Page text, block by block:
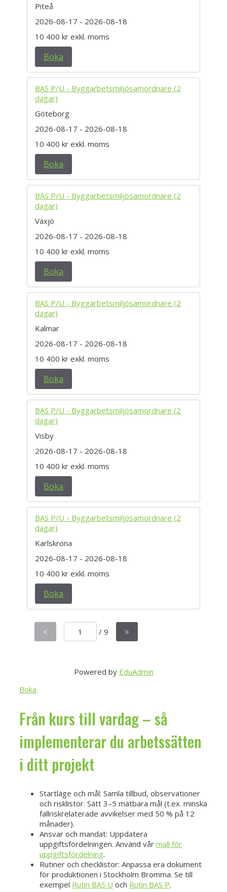
Piteå
2026-08-17 - 2026-08-18
10 400 kr exkl. moms
Boka
BAS P/U - Byggarbetsmiljösamordnare (2
dagar)
Göteborg
2026-08-17 - 2026-08-18
10 400 kr exkl. moms
Boka
BAS P/U - Byggarbetsmiljösamordnare (2
dagar)
Växjö
2026-08-17 - 2026-08-18
10 400 kr exkl. moms
Boka
BAS P/U - Byggarbetsmiljösamordnare (2
dagar)
Kalmar
2026-08-17 - 2026-08-18
10 400 kr exkl. moms
Boka
BAS P/U - Byggarbetsmiljösamordnare (2
dagar)
Visby
2026-08-17 - 2026-08-18
10 400 kr exkl. moms
Boka
BAS P/U - Byggarbetsmiljösamordnare (2
dagar)
Karlskrona
2026-08-17 - 2026-08-18
10 400 kr exkl. moms
Boka
< / 9 >
Powered by EduAdmin
Boka
Från kurs till vardag – så
implementerar du arbetssätten
i ditt projekt
Startläge och mål: Samla tillbud, observationer
och risklistor. Sätt 3–5 mätbara mål (t.ex. minska
fallriskrelaterade avvikelser med 50 % på 12
månader).
Ansvar och mandat: Uppdatera
uppgiftsfördelningen. Använd vår mall för
uppgiftsfördelning.
Rutiner och checklistor: Anpassa era dokument
för produktionen i Stockholm Bromma. Se till
exempel Rutin BAS U och Rutin BAS P.